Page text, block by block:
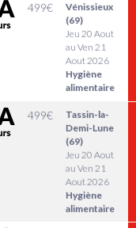
499€
Vénissieux
(69)
Jeu 20 Aout
au Ven 21
Aout 2026
Hygiène
alimentaire
499€
Tassin-la-
Demi-Lune
(69)
Jeu 20 Aout
au Ven 21
Aout 2026
Hygiène
alimentaire